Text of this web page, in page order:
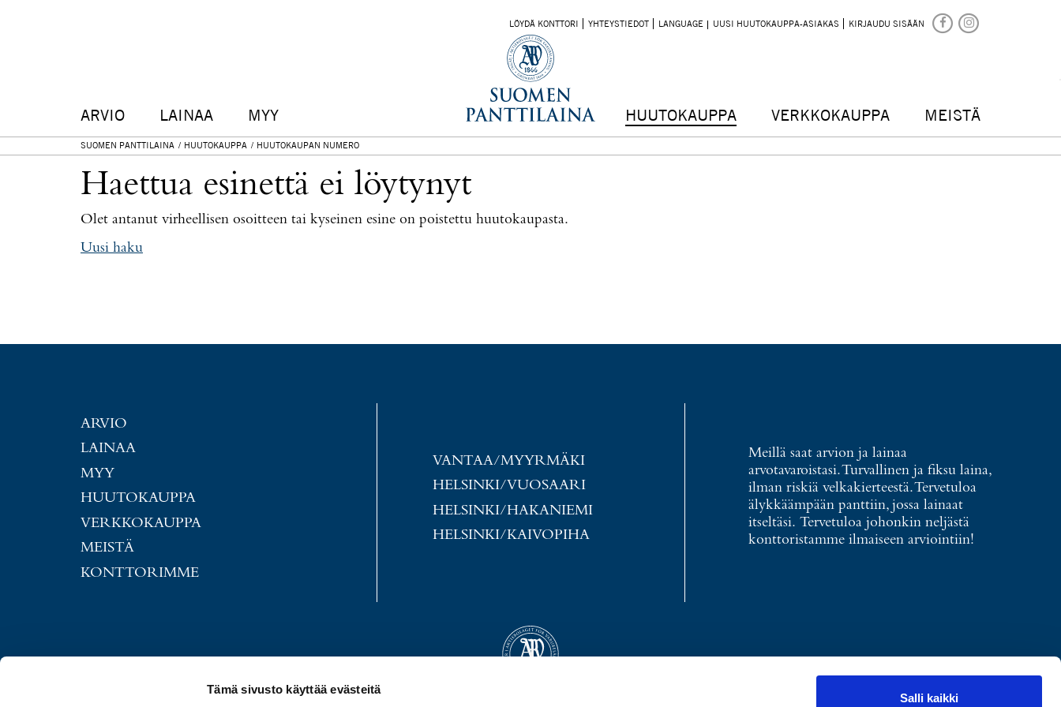
Tämä sivusto käyttää evästeitä
Salli kaikki
LÖYDÄ KONTTORI YHTEYSTIEDOT LANGUAGE UUSI HUUTOKAUPPA-ASIAKAS KIRJAUDU SISÄÄN
ARVIO LAINAA MYY HUUTOKAUPPA VERKKOKAUPPA MEISTÄ
SUOMEN PANTTILAINA HUUTOKAUPPA HUUTOKAUPAN NUMERO
Haettua esinettä ei löytynyt
Olet antanut virheellisen osoitteen tai kyseinen esine on poistettu huutokaupasta.
Uusi haku
ARVIO
LAINAA
MYY
HUUTOKAUPPA
VERKKOKAUPPA
MEISTÄ
KONTTORIMME
VANTAA/MYYRMÄKI
HELSINKI/VUOSAARI
HELSINKI/HAKANIEMI
HELSINKI/KAIVOPIHA
Meillä saat arvion ja lainaa
arvotavaroistasi. Turvallinen ja fiksu laina,
ilman riskiä velkakierteestä. Tervetuloa
älykkäämpään panttiin, jossa lainaat
itseltäsi. Tervetuloa johonkin neljästä
konttoristamme ilmaiseen arviointiin!